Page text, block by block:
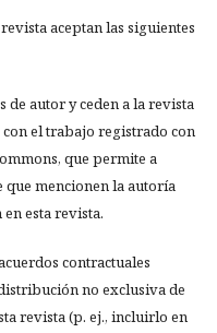
aceptan las siguientes
de autor y ceden a la revista
el trabajo registrado con
que permite a
mencionen la autoría
esta revista.
contractuales
no exclusiva de
revista (p. ej., incluirlo en